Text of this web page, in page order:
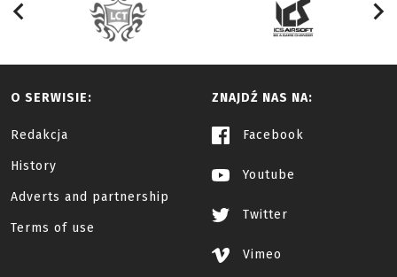
O SERWISIE:
Redakcja
History
Adverts and partnership
Terms of use
ZNAJDŹ NAS NA:
Facebook
Youtube
Twitter
Vimeo